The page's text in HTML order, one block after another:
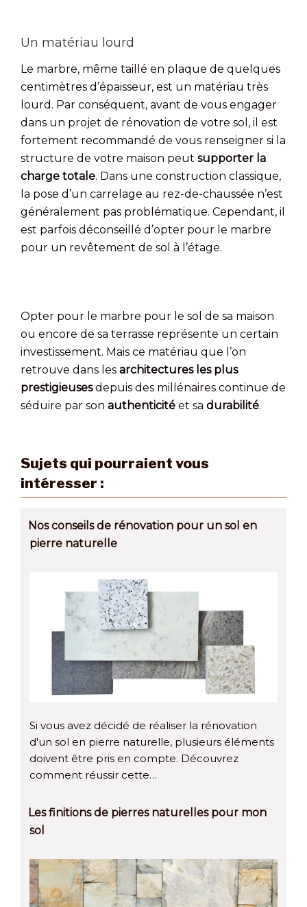
Un matériau lourd
Le marbre, même taillé en plaque de quelques
centimètres d’épaisseur, est un matériau très
lourd. Par conséquent, avant de vous engager
dans un projet de rénovation de votre sol, il est
fortement recommandé de vous renseigner si la
structure de votre maison peut supporter la
charge totale. Dans une construction classique,
la pose d’un carrelage au rez-de-chaussée n’est
généralement pas problématique. Cependant, il
est parfois déconseillé d’opter pour le marbre
pour un revêtement de sol à l’étage.
Opter pour le marbre pour le sol de sa maison
ou encore de sa terrasse représente un certain
investissement. Mais ce matériau que l’on
retrouve dans les architectures les plus
prestigieusesdepuis des millénaires continue de
séduire par son authenticité et sa durabilité.
Sujets qui pourraient vous
intéresser :
Nos conseils de rénovation pour un sol en
pierre naturelle
Si vous avez décidé de réaliser la rénovation
d'un sol en pierre naturelle, plusieurs éléments
doivent être pris en compte. Découvrez
comment réussir cette…
Les finitions de pierres naturelles pour mon
sol